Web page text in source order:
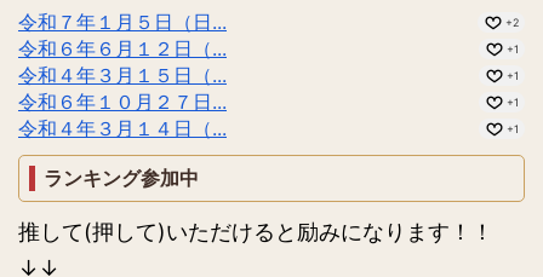
令和７年１月５日（日...
+2
令和６年６月１２日（... +1
令和４年３月１５日（... +1
令和６年１０月２７日... +1
令和４年３月１４日（... +1
ランキング参加中
推して(押して)いただけると励みになります！！
↓↓